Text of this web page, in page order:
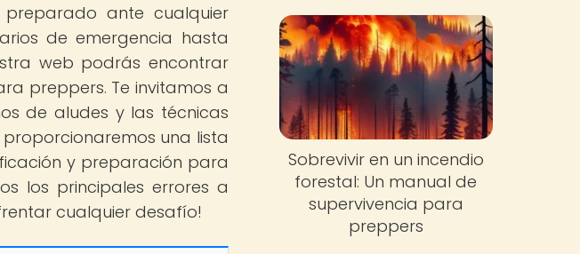
ante cualquier
de emergencia hasta
web podrás encontrar
preppers. Te invitamos a
de aludes y las técnicas
una lista
y preparación para
los principales errores a
cualquier desafío!
Sobrevivir en un incendio
forestal: Un manual de
supervivencia para
preppers